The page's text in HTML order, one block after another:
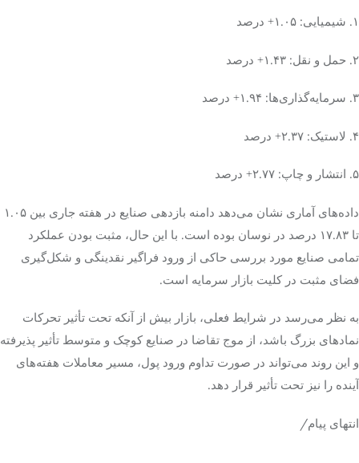
۱. شیمیایی: ۱.۰۵+ درصد
۲. حمل و نقل: ۱.۴۳+ درصد
۳. سرمایه‌گذاری‌ها: ۱.۹۴+ درصد
۴. لاستیک: ۲.۳۷+ درصد
۵. انتشار و چاپ: ۲.۷۷+ درصد
داده‌های آماری نشان می‌دهد دامنه بازدهی صنایع در هفته جاری بین ۱.۰۵
تا ۱۷.۸۳ درصد در نوسان بوده است. با این حال، مثبت بودن عملکرد
تمامی صنایع مورد بررسی حاکی از ورود فراگیر نقدینگی و شکل‌گیری
فضای مثبت در کلیت بازار سرمایه است.
به نظر می‌رسد در شرایط فعلی، بازار بیش از آنکه تحت تأثیر تحرکات
نمادهای بزرگ باشد، از موج تقاضا در صنایع کوچک و متوسط تأثیر پذیرفته
و این روند می‌تواند در صورت تداوم ورود پول، مسیر معاملات هفته‌های
آینده را نیز تحت تأثیر قرار دهد.
انتهای پیام/